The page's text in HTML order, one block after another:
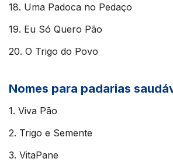
18. Uma Padoca no Pedaço
19. Eu Só Quero Pão
20. O Trigo do Povo
Nomes para padarias
1. Viva Pão
2. Trigo e Semente
3. VitaPane